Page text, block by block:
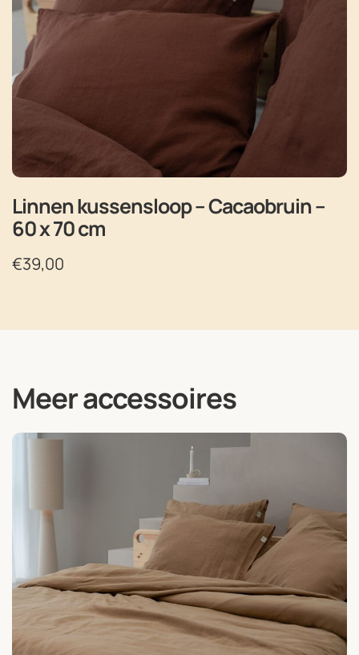
Linnen kussensloop – Cacaobruin –
60 x 70 cm
€39,00
Meer accessoires